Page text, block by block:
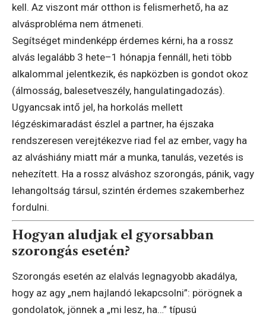
kell. Az viszont már otthon is felismerhető, ha az
alvásprobléma nem átmeneti.
Segítséget mindenképp érdemes kérni, ha a rossz
alvás legalább 3 hete–1 hónapja fennáll, heti több
alkalommal jelentkezik, és napközben is gondot okoz
(álmosság, balesetveszély, hangulatingadozás).
Ugyancsak intő jel, ha horkolás mellett
légzéskimaradást észlel a partner, ha éjszaka
rendszeresen verejtékezve riad fel az ember, vagy ha
az alváshiány miatt már a munka, tanulás, vezetés is
nehezített. Ha a rossz alváshoz szorongás, pánik, vagy
lehangoltság társul, szintén érdemes szakemberhez
fordulni.
Hogyan aludjak el gyorsabban
szorongás esetén?
Szorongás esetén az elalvás legnagyobb akadálya,
hogy az agy „nem hajlandó lekapcsolni”: pörögnek a
gondolatok, jönnek a „mi lesz, ha…” típusú